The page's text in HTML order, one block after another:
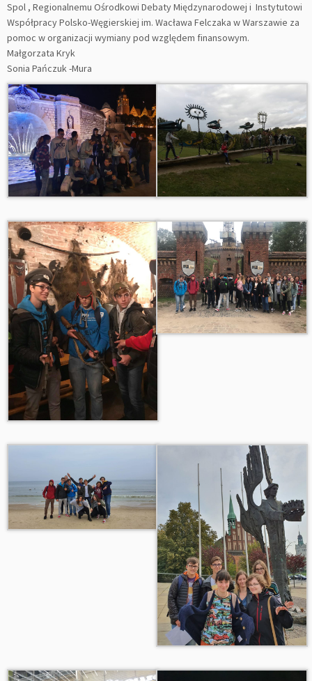
Spol , Regionalnemu Ośrodkowi Debaty Międzynarodowej i Instytutowi
Współpracy Polsko-Węgierskiej im. Wacława Felczaka w Warszawie za
pomoc w organizacji wymiany pod względem finansowym.
Małgorzata Kryk
Sonia Pańczuk -Mura